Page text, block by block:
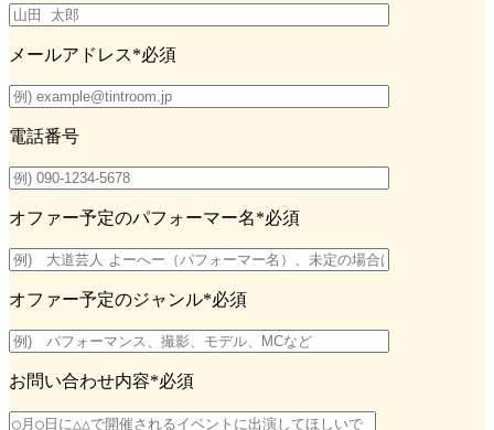
メールアドレス*必須
電話番号
オファー予定のパフォーマー名*必須
オファー予定のジャンル*必須
お問い合わせ内容*必須